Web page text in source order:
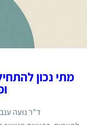
מתי נכון
ד"ר נועה